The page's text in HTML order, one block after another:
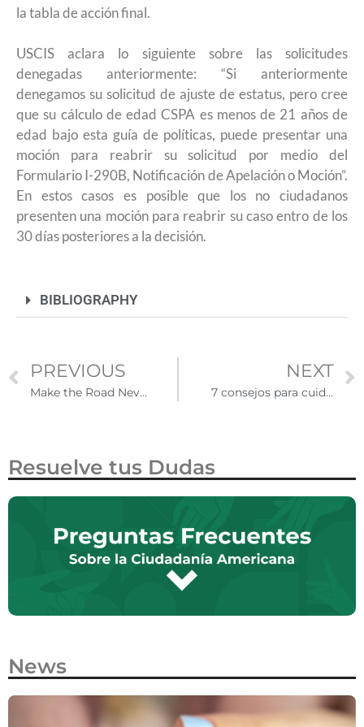
la tabla de acción final.
USCIS aclara lo siguiente sobre las solicitudes
denegadas anteriormente: “Si anteriormente
denegamos su solicitud de ajuste de estatus, pero cree
que su cálculo de edad CSPA es menos de 21 años de
edad bajo esta guía de políticas, puede presentar una
moción para reabrir su solicitud por medio del
Formulario I-290B, Notificación de Apelación o Moción”.
En estos casos es posible que los no ciudadanos
presenten una moción para reabrir su caso entro de los
30 días posteriores a la decisión.
BIBLIOGRAPHY
PREVIOUS
Make the Road Nevada abre su primera oficina en Reno, NV
NEXT
7 consejos para cuidar tu salud siendo migrante en Estados Unidos
Resuelve tus Dudas
News